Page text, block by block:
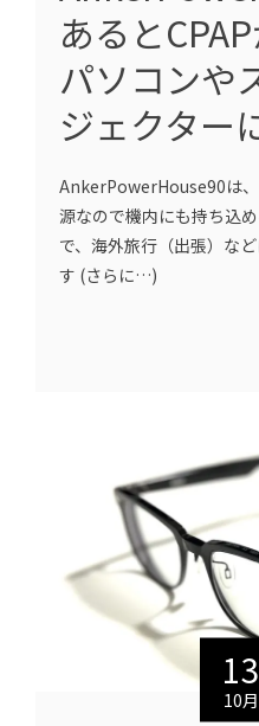
あると
パソコンや
ジェクター
AnkerPowerHouse90は
源なので機内にも持ち込
で、海外旅行（出張）な
す (さらに…)
13
10月